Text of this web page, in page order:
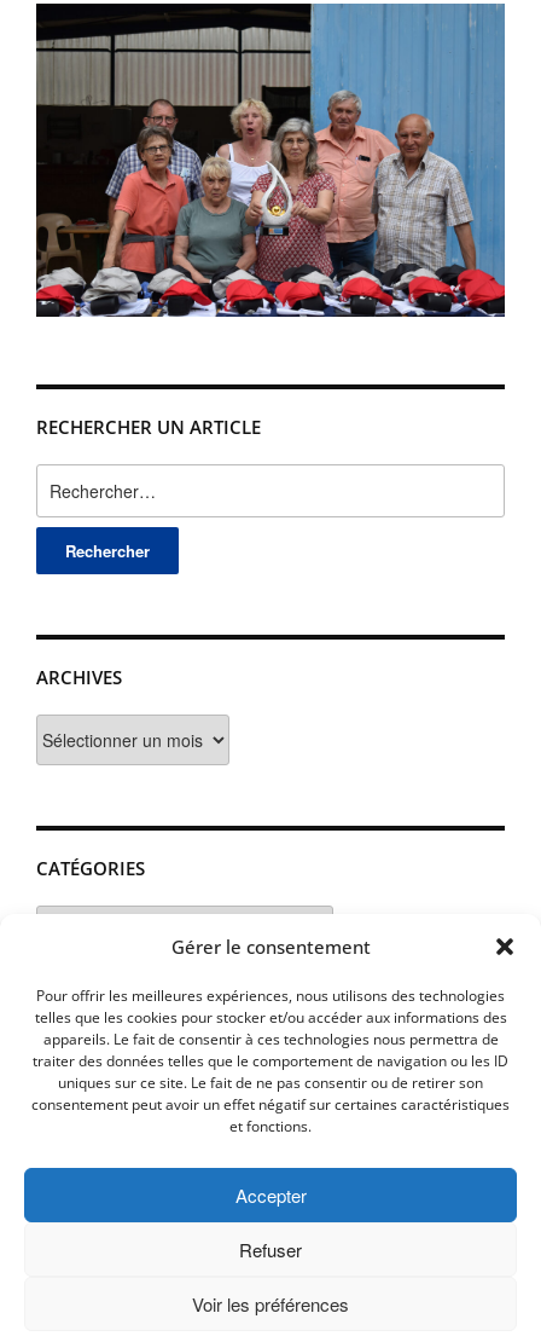
Gérer le consentement
Pour offrir les meilleures expériences, nous utilisons des technologies
telles que les cookies pour stocker et/ou accéder aux informations des
appareils. Le fait de consentir à ces technologies nous permettra de
traiter des données telles que le comportement de navigation ou les ID
uniques sur ce site. Le fait de ne pas consentir ou de retirer son
consentement peut avoir un effet négatif sur certaines caractéristiques
et fonctions.
Accepter
Refuser
Voir les préférences
RECHERCHER UN ARTICLE
ARCHIVES
CATÉGORIES
Catégories
PLAN D’ACCES
Copyright © 2026 Commune de Lavalette - Aude.